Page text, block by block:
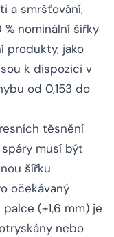
a smršťování,
nominální šířky
produkty, jako
k dispozici v
od 0,153 do
těsnění
musí být
šířku
očekávaný
(±1,6 mm) je
nebo